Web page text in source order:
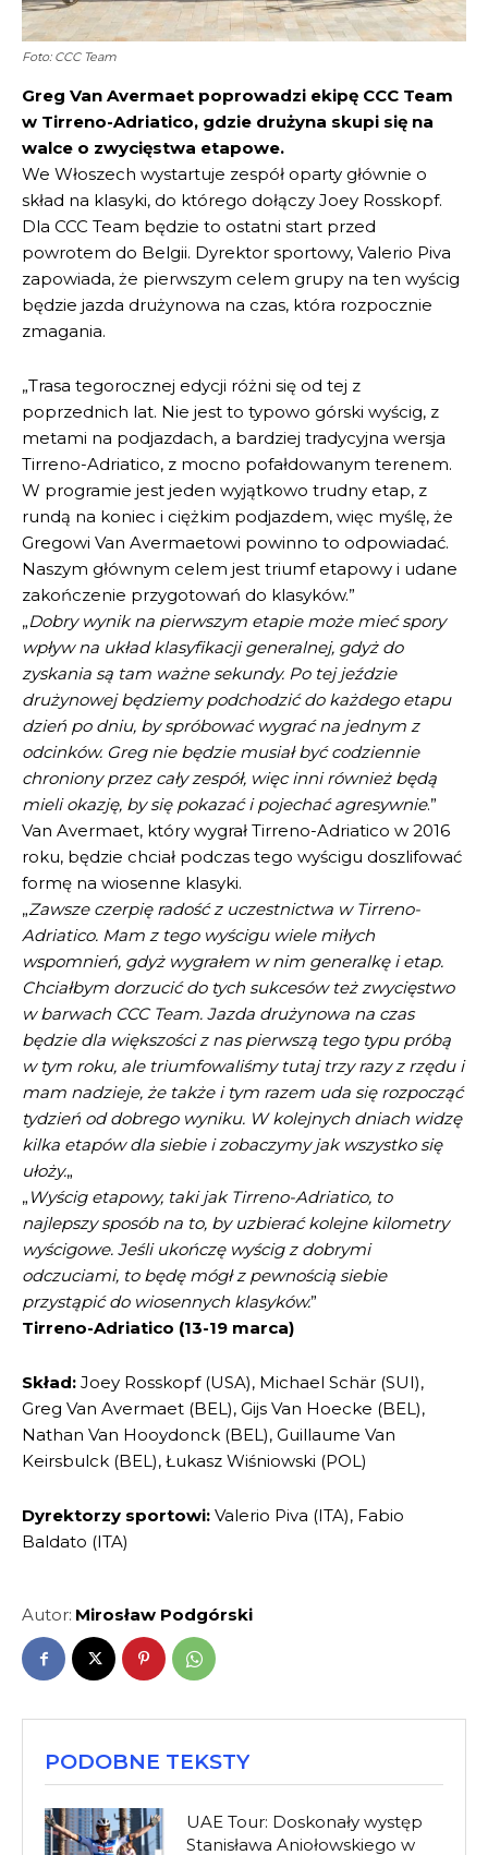
Foto: CCC Team
Greg Van Avermaet poprowadzi ekipę CCC Team
w Tirreno-Adriatico, gdzie drużyna skupi się na
walce o zwycięstwa etapowe.
We Włoszech wystartuje zespół oparty głównie o
skład na klasyki, do którego dołączy Joey Rosskopf.
Dla CCC Team będzie to ostatni start przed
powrotem do Belgii. Dyrektor sportowy, Valerio Piva
zapowiada, że pierwszym celem grupy na ten wyścig
będzie jazda drużynowa na czas, która rozpocznie
zmagania.
„Trasa tegorocznej edycji różni się od tej z
poprzednich lat. Nie jest to typowo górski wyścig, z
metami na podjazdach, a bardziej tradycyjna wersja
Tirreno-Adriatico, z mocno pofałdowanym terenem.
W programie jest jeden wyjątkowo trudny etap, z
rundą na koniec i ciężkim podjazdem, więc myślę, że
Gregowi Van Avermaetowi powinno to odpowiadać.
Naszym głównym celem jest triumf etapowy i udane
zakończenie przygotowań do klasyków.”
„Dobry wynik na pierwszym etapie może mieć spory
wpływ na układ klasyfikacji generalnej, gdyż do
zyskania są tam ważne sekundy. Po tej jeździe
drużynowej będziemy podchodzić do każdego etapu
dzień po dniu, by spróbować wygrać na jednym z
odcinków. Greg nie będzie musiał być codziennie
chroniony przez cały zespół, więc inni również będą
mieli okazję, by się pokazać i pojechać agresywnie.”
Van Avermaet, który wygrał Tirreno-Adriatico w 2016
roku, będzie chciał podczas tego wyścigu doszlifować
formę na wiosenne klasyki.
„Zawsze czerpię radość z uczestnictwa w Tirreno-
Adriatico. Mam z tego wyścigu wiele miłych
wspomnień, gdyż wygrałem w nim generalkę i etap.
Chciałbym dorzucić do tych sukcesów też zwycięstwo
w barwach CCC Team. Jazda drużynowa na czas
będzie dla większości z nas pierwszą tego typu próbą
w tym roku, ale triumfowaliśmy tutaj trzy razy z rzędu i
mam nadzieje, że także i tym razem uda się rozpocząć
tydzień od dobrego wyniku. W kolejnych dniach widzę
kilka etapów dla siebie i zobaczymy jak wszystko się
ułoży.„
„ Wyścig etapowy, taki jak Tirreno-Adriatico, to
najlepszy sposób na to, by uzbierać kolejne kilometry
wyścigowe. Jeśli ukończę wyścig z dobrymi
odczuciami, to będę mógł z pewnością siebie
przystąpić do wiosennych klasyków.”
Tirreno-Adriatico (13-19 marca)
Skład: Joey Rosskopf (USA), Michael Schär (SUI),
Greg Van Avermaet (BEL), Gijs Van Hoecke (BEL),
Nathan Van Hooydonck (BEL), Guillaume Van
Keirsbulck (BEL), Łukasz Wiśniowski (POL)
Dyrektorzy sportowi: Valerio Piva (ITA), Fabio
Baldato (ITA)
Autor: Mirosław Podgórski
PODOBNE TEKSTY
UAE Tour: Doskonały występ
Stanisława Aniołowskiego w